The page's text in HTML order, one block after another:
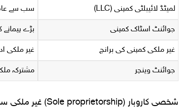
لمیٹڈ لائیبلٹی کمپنی (LLC) سب سے
جوائنٹ اسٹاک کمپنی بڑے
غیر ملکی کمپنی کی برانچ غیر ملکی
جوائنٹ وینچر مشترکہ
شخصی کاروبار (Sole proprietorship) غیر ملکی سرمایہ کاروں کے لیے دستیاب نہیں۔